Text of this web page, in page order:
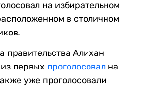
на избирательном
в столичном
правительства Алихан
первых проголосовал на
уже проголосовали